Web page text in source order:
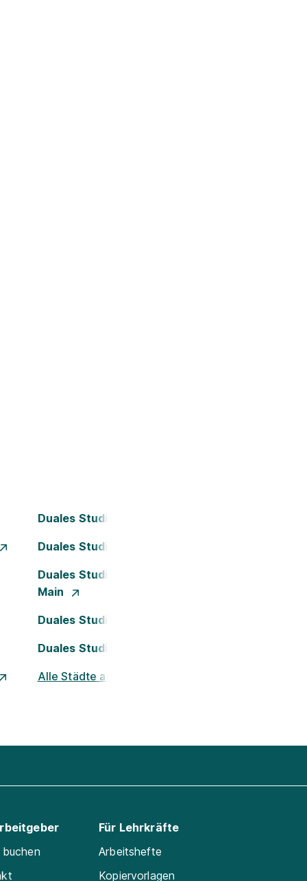
Duales Studium Bochum
Duales Studium Dortmund
Duales Studium Frankfurt am
Main
Duales Studium Köln
Duales Studium Nürnberg
Alle Städte ansehen
Für Lehrkräfte
Arbeitshefte
Kopiervorlagen